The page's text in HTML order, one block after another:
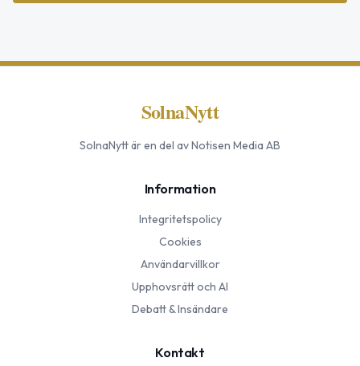
SolnaNytt
SolnaNyttär en del av Notisen Media AB
Information
Integritetspolicy
Cookies
Användarvillkor
Upphovsrätt och AI
Debatt & Insändare
Kontakt